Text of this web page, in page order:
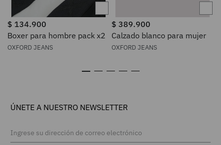
$ 134.900
Boxer para hombre pack x2
OXFORD JEANS
$ 389.900
Calzado blanco para mujer
OXFORD JEANS
ÚNETE A NUESTRO NEWSLETTER